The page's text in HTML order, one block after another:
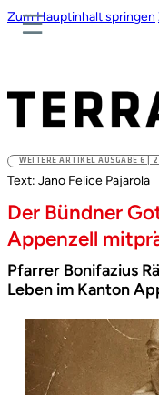
Zum Hauptinhalt springen
WEITERE ARTIKEL AUSGABE 6 |
Text: Jano Felice Pajarola
Der Bündner
Appenzell
Pfarrer Bonifazius
Leben im Kanton